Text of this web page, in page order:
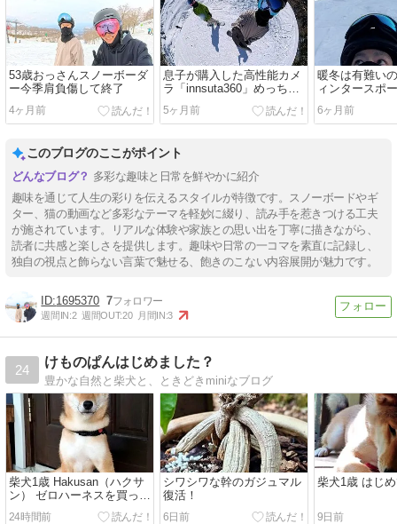
53歳おっさんスノーボーダ
ー今季肩負傷して終了
4ヶ月前
息子が購入した高性能カメ
ラ「innsuta360」めっちゃ
凄い！
5ヶ月前
暖冬は有難い
ィンタースポ
6ヶ月前
このブログのここがポイント
多彩な趣味と日常を鮮やかに紹介
趣味を通じて人生の彩りを伝えるスタイルが特徴です。スノーボードやギ
ター、猫の動画など多彩なテーマを軽妙に綴り、読み手を惹きつける工夫
が施されています。リアルな体験や家族との思い出を丁寧に描きながら、
読者に共感と楽しさを提供します。趣味や日常の一コマを素直に記録し、
独自の視点と飾らない言葉で魅せる、飽きのこない内容展開が魅力です。
1695370 7
週間IN:2 週間OUT:20 月間IN:3
24
けものぱんはじめました？
豊かな自然と柴犬と、ときどきminiなブログ
柴犬1歳 Hakusan（ハクサ
ン） ゼロハーネスを買った
よ！
24時間前
シワシワな幹のガジュマル
復活！
6日前
柴犬1歳 はじ
9日前